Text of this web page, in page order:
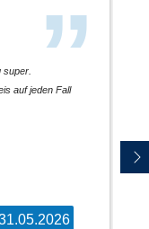
auf jeden Fall